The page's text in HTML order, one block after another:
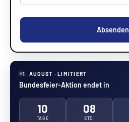
Absenden
1. AUGUST · LIMITIERT
Bundesfeier-Aktion endet in
10
TAGE
08
STD.